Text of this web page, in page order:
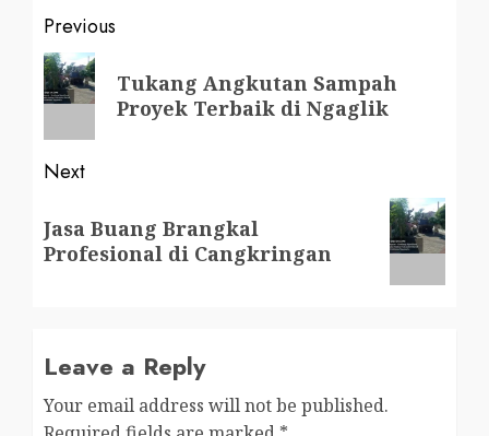
Post
navigation
Previous
Previous
post:
Tukang Angkutan Sampah
Proyek Terbaik di Ngaglik
Next
post:
Jasa Buang Brangkal
Profesional di Cangkringan
Leave a Reply
Your email address will not be published.